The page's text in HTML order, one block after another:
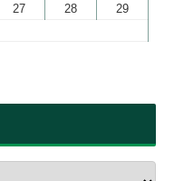
27 28
29